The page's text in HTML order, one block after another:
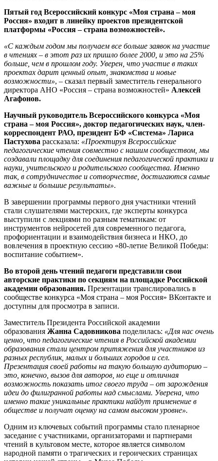
Пятый год Всероссийский конкурс «Моя страна – моя
Россия» входит в линейку проектов президентской
платформы «Россия – страна возможностей».
«С каждым годом мы получаем все больше заявок на участие
в чтениях – в этот раз их пришло более 2000, и это на 25%
больше, чем в прошлом году. Уверен, что участие в таких
проектах дарит ценный опыт, знакомства и новые
возможности», – сказал первый заместитель генерального
директора АНО «Россия – страна возможностей» Алексей
Агафонов.
Научный руководитель Всероссийского конкурса «Моя
страна – моя Россия», доктор педагогических наук, член-
корреспондент РАО, президент БФ «Система» Лариса
Пастухова рассказала: «Проектируя Всероссийские
педагогические чтения совместно с нашим сообществом, мы
создавали площадку для соединения педагогической практики и
науки, учительского и родительского сообщества. Именно
так, в сотрудничестве и сотворчестве, достигаются самые
важные и большие результаты».
В завершении программы первого дня участники чтений
стали слушателями мастерских, где эксперты конкурса
выступили с лекциями по разным тематикам: от
инструментов нейросетей для современного педагога,
профориентации и взаимодействия бизнеса и НКО, до
вовлечения в проектную сессию «80-летие Великой Победы:
воспитание событием».
Во второй день чтений педагоги представили свои
авторские практики по секциям на площадке Российской
академии образования. Презентации транслировались в
сообществе конкурса «Моя страна – моя Россия» ВКонтакте и
доступны для просмотра в записи.
Заместитель Президента Российской академии
образования Жанна Садовникова поделилась: «Для нас очень
ценно, что педагогические чтения в Российской академии
образования стали центром притяжения для участников из
разных республик, малых и больших городов и сел.
Презентация своей работы на такую большую аудиторию –
это, конечно, вызов для авторов, но еще и отличная
возможность показать итог своего труда – от зарождения
идеи до филигранной работы над смыслами. Уверена, что
именно такие уникальные практики найдут применение в
обществе и получат оценку на самом высоком уровне».
Одним из ключевых событий программы стало пленарное
заседание с участниками, организаторами и партнерами
чтений в культовом месте, которое является символом
народной памяти о трагических и героических страницах